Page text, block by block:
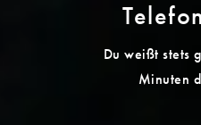
Du weißt stets
Minuten